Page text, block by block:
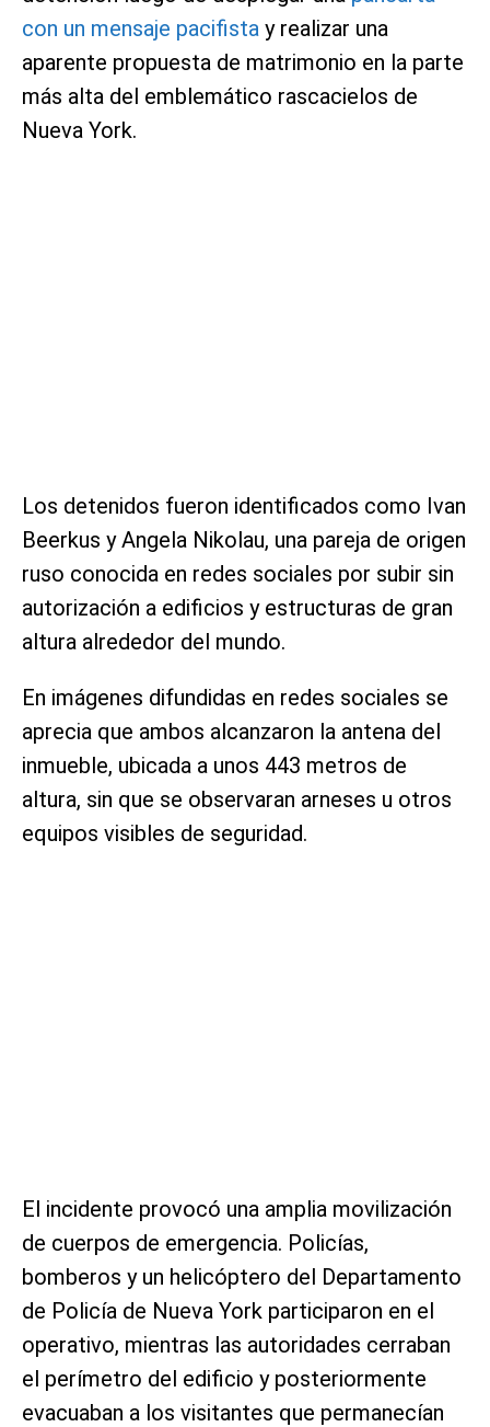
con un mensaje pacifista y realizar una
aparente propuesta de matrimonio en la parte
más alta del emblemático rascacielos de
Nueva York.
Los detenidos fueron identificados como Ivan
Beerkus y Angela Nikolau, una pareja de origen
ruso conocida en redes sociales por subir sin
autorización a edificios y estructuras de gran
altura alrededor del mundo.
En imágenes difundidas en redes sociales se
aprecia que ambos alcanzaron la antena del
inmueble, ubicada a unos 443 metros de
altura, sin que se observaran arneses u otros
equipos visibles de seguridad.
El incidente provocó una amplia movilización
de cuerpos de emergencia. Policías,
bomberos y un helicóptero del Departamento
de Policía de Nueva York participaron en el
operativo, mientras las autoridades cerraban
el perímetro del edificio y posteriormente
evacuaban a los visitantes que permanecían